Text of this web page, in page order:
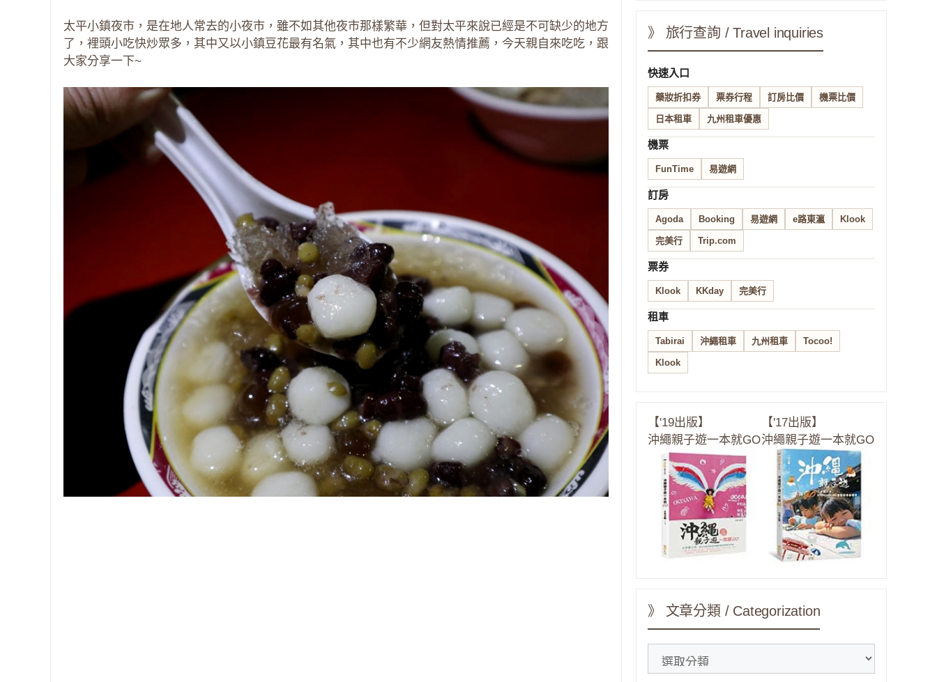
太平小鎮夜市，是在地人常去的小夜市，雖不如其他夜市那樣繁華，但對太平來說已經是不可缺少的地方
了，裡頭小吃快炒眾多，其中又以小鎮豆花最有名氣，其中也有不少網友熱情推薦，今天親自來吃吃，跟
大家分享一下~
》 旅行查詢 / Travel inquiries
快速入口
藥妝折扣券 票券行程 訂房比價 機票比價
日本租車 九州租車優惠
機票
FunTime 易遊網
訂房
Agoda Booking 易遊網 e路東瀛 Klook
完美行 Trip.com
票券
Klook KKday 完美行
租車
Tabirai 沖繩租車 九州租車 Tocoo!
Klook
【'19出版】
沖繩親子遊一本就GO
【'17出版】
沖繩親子遊一本就GO
》 文章分類 / Categorization